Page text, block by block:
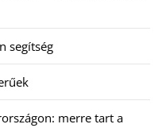
segítség
merre tart a